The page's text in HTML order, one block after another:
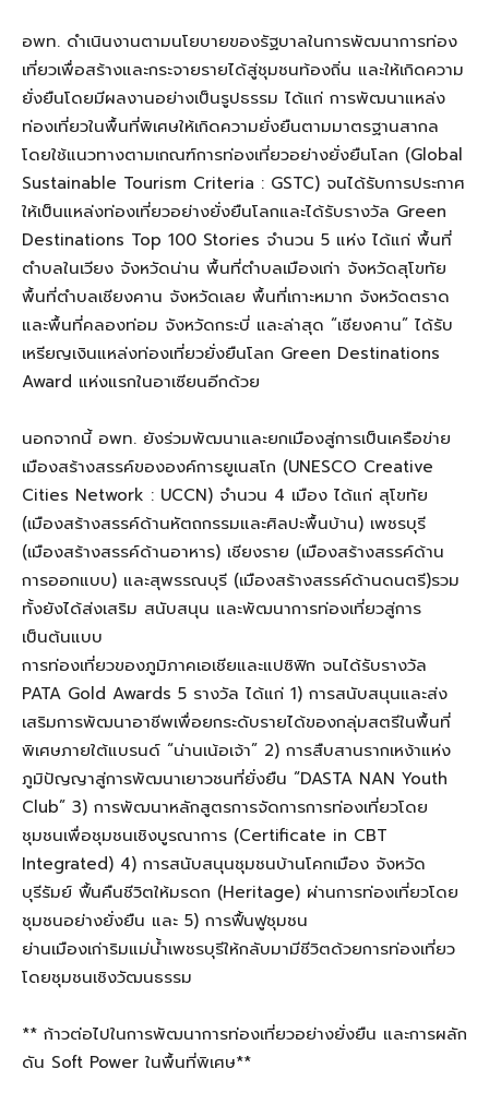
อพท. ดำเนินงานตามนโยบายของรัฐบาลในการพัฒนาการท่อง
เที่ยวเพื่อสร้างและกระจายรายได้สู่ชุมชนท้องถิ่น และให้เกิดความ
ยั่งยืนโดยมีผลงานอย่างเป็นรูปธรรม ได้แก่ การพัฒนาแหล่ง
ท่องเที่ยวในพื้นที่พิเศษให้เกิดความยั่งยืนตามมาตรฐานสากล
โดยใช้แนวทางตามเกณฑ์การท่องเที่ยวอย่างยั่งยืนโลก (Global
Sustainable Tourism Criteria : GSTC) จนได้รับการประกาศ
ให้เป็นแหล่งท่องเที่ยวอย่างยั่งยืนโลกและได้รับรางวัล Green
Destinations Top 100 Stories จำนวน 5 แห่ง ได้แก่ พื้นที่
ตำบลในเวียง จังหวัดน่าน พื้นที่ตำบลเมืองเก่า จังหวัดสุโขทัย
พื้นที่ตำบลเชียงคาน จังหวัดเลย พื้นที่เกาะหมาก จังหวัดตราด
และพื้นที่คลองท่อม จังหวัดกระบี่ และล่าสุด “เชียงคาน” ได้รับ
เหรียญเงินแหล่งท่องเที่ยวยั่งยืนโลก Green Destinations
Award แห่งแรกในอาเซียนอีกด้วย
นอกจากนี้ อพท. ยังร่วมพัฒนาและยกเมืองสู่การเป็นเครือข่าย
เมืองสร้างสรรค์ขององค์การยูเนสโก (UNESCO Creative
Cities Network : UCCN) จำนวน 4 เมือง ได้แก่ สุโขทัย
(เมืองสร้างสรรค์ด้านหัตถกรรมและศิลปะพื้นบ้าน) เพชรบุรี
(เมืองสร้างสรรค์ด้านอาหาร) เชียงราย (เมืองสร้างสรรค์ด้าน
การออกแบบ) และสุพรรณบุรี (เมืองสร้างสรรค์ด้านดนตรี)รวม
ทั้งยังได้ส่งเสริม สนับสนุน และพัฒนาการท่องเที่ยวสู่การ
เป็นต้นแบบ
การท่องเที่ยวของภูมิภาคเอเชียและแปซิฟิก จนได้รับรางวัล
PATA Gold Awards 5 รางวัล ได้แก่ 1) การสนับสนุนและส่ง
เสริมการพัฒนาอาชีพเพื่อยกระดับรายได้ของกลุ่มสตรีในพื้นที่
พิเศษภายใต้แบรนด์ “น่านเน้อเจ้า” 2) การสืบสานรากเหง้าแห่ง
ภูมิปัญญาสู่การพัฒนาเยาวชนที่ยั่งยืน “DASTA NAN Youth
Club” 3) การพัฒนาหลักสูตรการจัดการการท่องเที่ยวโดย
ชุมชนเพื่อชุมชนเชิงบูรณาการ (Certificate in CBT
Integrated) 4) การสนับสนุนชุมชนบ้านโคกเมือง จังหวัด
บุรีรัมย์ ฟื้นคืนชีวิตให้มรดก (Heritage) ผ่านการท่องเที่ยวโดย
ชุมชนอย่างยั่งยืน และ 5) การฟื้นฟูชุมชน
ย่านเมืองเก่าริมแม่น้ำเพชรบุรีให้กลับมามีชีวิตด้วยการท่องเที่ยว
โดยชุมชนเชิงวัฒนธรรม
** ก้าวต่อไปในการพัฒนาการท่องเที่ยวอย่างยั่งยืน และการผลัก
ดัน Soft Power ในพนที่พิเศษ**